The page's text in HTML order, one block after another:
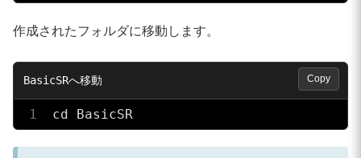
作成されたフォルダに移動します。
cd BasicSR
Copy